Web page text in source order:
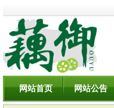
网站首页 网站公告